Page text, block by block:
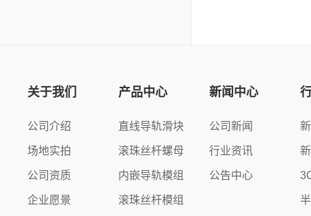
关于我们
公司介绍
场地实拍
公司资质
企业愿景
产品中心
直线导轨滑块
滚珠丝杆螺母
内嵌导轨模组
滚珠丝杆模组
新闻中心
公司新闻
行业资讯
公告中心